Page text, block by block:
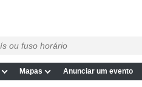
Mapas Anunciar um evento